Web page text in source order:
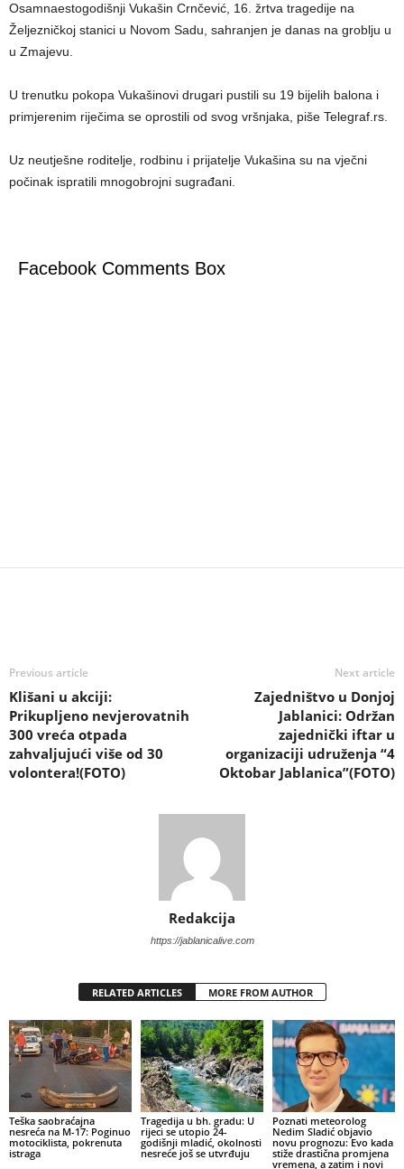
Osamnaestogodišnji Vukašin Crnčević, 16. žrtva tragedije na
Željezničkoj stanici u Novom Sadu, sahranjen je danas na groblju u
u Zmajevu.
U trenutku pokopa Vukašinovi drugari pustili su 19 bijelih balona i
primjerenim riječima se oprostili od svog vršnjaka, piše Telegraf.rs.
Uz neutješne roditelje, rodbinu i prijatelje Vukašina su na vječni
počinak ispratili mnogobrojni sugrađani.
Facebook Comments Box
Previous article
Klišani u akciji:
Prikupljeno nevjerovatnih
300 vreća otpada
zahvaljujući više od 30
volontera!(FOTO)
Next article
Zajedništvo u Donjoj
Jablanici: Održan
zajednički iftar u
organizaciji udruženja “4
Oktobar Jablanica”(FOTO)
Redakcija
https://jablanicalive.com
RELATED ARTICLES MORE FROM AUTHOR
Teška saobraćajna
nesreća na M-17: Poginuo
motociklista, pokrenuta
istraga
Tragedija u bh. gradu: U
rijeci se utopio 24-
godišnji mladić, okolnosti
nesreće još se utvrđuju
Poznati meteorolog
Nedim Sladić objavio
novu prognozu: Evo kada
stiže drastična promjena
vremena, a zatim i novi